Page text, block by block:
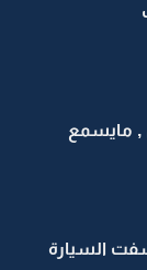
, مايسمع
السيارة